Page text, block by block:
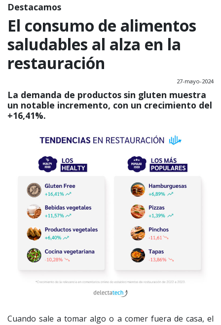
Destacamos
El consumo de alimentos
saludables al alza en la
restauración
27-mayo-2024
La demanda de productos sin gluten muestra
un notable incremento, con un crecimiento del
+16,41%.
Cuando sale a tomar algo o a comer fuera de casa, el